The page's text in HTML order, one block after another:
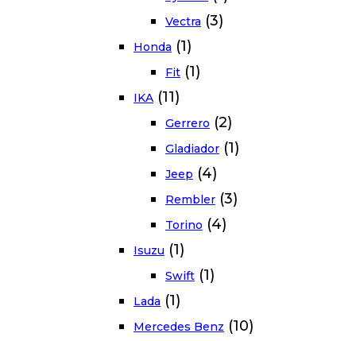
Vectra (3)
Honda (1)
Fit (1)
IKA (11)
Gerrero (2)
Gladiador (1)
Jeep (4)
Rembler (3)
Torino (4)
Isuzu (1)
Swift (1)
Lada (1)
Mercedes Benz (10)